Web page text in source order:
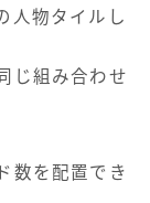
人物タイルし
じ組み合わせ
数を配置でき